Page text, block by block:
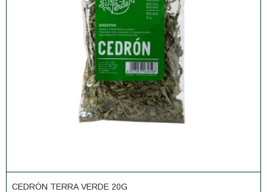
CEDRÓN TERRA VERDE 20G